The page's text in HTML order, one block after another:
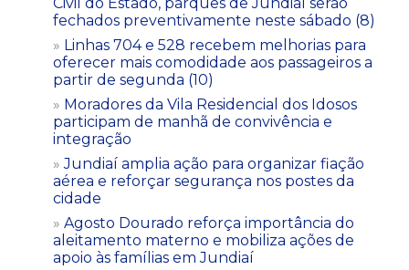
fechados preventivamente neste sábado (8)
Linhas 704 e 528 recebem melhorias para
oferecer mais comodidade aos passageiros a
partir de segunda (10)
Moradores da Vila Residencial dos Idosos
participam de manhã de convivência e
integração
Jundiaí amplia ação para organizar fiação
aérea e reforçar segurança nos postes da
cidade
Agosto Dourado reforça importância do
aleitamento materno e mobiliza ações de
apoio às famílias em Jundiaí